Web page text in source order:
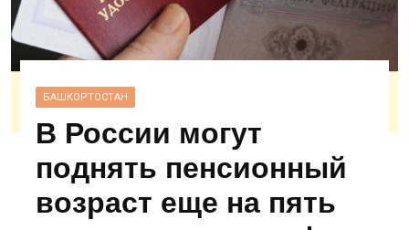
БАШКОРТОСТАН
В России могут
поднять пенсионный
возраст еще на пять